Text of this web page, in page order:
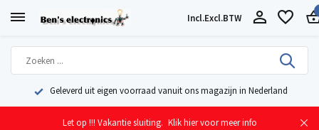
Incl.Excl.BTW
Geleverd uit eigen voorraad vanuit ons magazijn in Nederland
Let op !!! Vakantie sluiting. Klik hier voor meer info